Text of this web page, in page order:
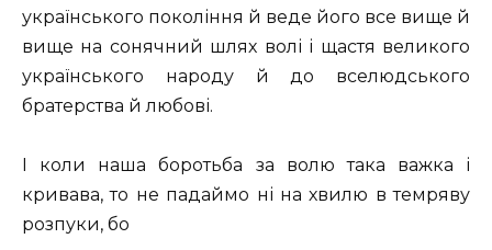
українського покоління й веде його все вище й
вище на сонячний шлях волі і щастя великого
українського народу й до вселюдського
братерства й любові.
І коли наша боротьба за волю така важка і
кривава, то не падаймо ні на хвилю в темряву
розпуки, бо